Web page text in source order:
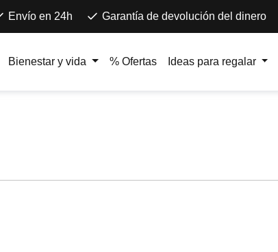
Envío en 24h Garantía de devolución del dinero
Bienestar y vida % Ofertas Ideas para regalar